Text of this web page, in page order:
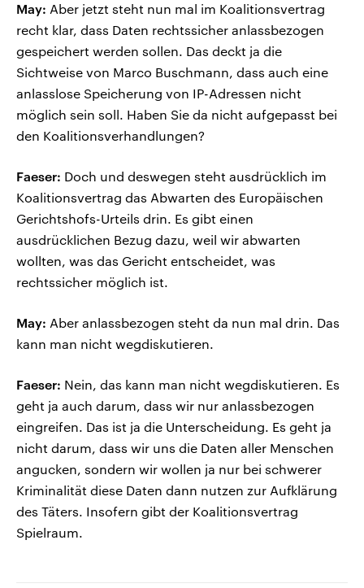
May: Aber jetzt steht nun mal im Koalitionsvertrag
recht klar, dass Daten rechtssicher anlassbezogen
gespeichert werden sollen. Das deckt ja die
Sichtweise von Marco Buschmann, dass auch eine
anlasslose Speicherung von IP-Adressen nicht
möglich sein soll. Haben Sie da nicht aufgepasst bei
den Koalitionsverhandlungen?
Faeser: Doch und deswegen steht ausdrücklich im
Koalitionsvertrag das Abwarten des Europäischen
Gerichtshofs-Urteils drin. Es gibt einen
ausdrücklichen Bezug dazu, weil wir abwarten
wollten, was das Gericht entscheidet, was
rechtssicher möglich ist.
May: Aber anlassbezogen steht da nun mal drin. Das
kann man nicht wegdiskutieren.
Faeser: Nein, das kann man nicht wegdiskutieren. Es
geht ja auch darum, dass wir nur anlassbezogen
eingreifen. Das ist ja die Unterscheidung. Es geht ja
nicht darum, dass wir uns die Daten aller Menschen
angucken, sondern wir wollen ja nur bei schwerer
Kriminalität diese Daten dann nutzen zur Aufklärung
des Täters. Insofern gibt der Koalitionsvertrag
Spielraum.